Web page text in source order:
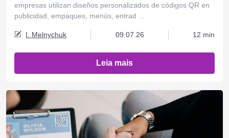
empresas utilizan diseños personalizados de códigos QR en
publicidad, empaques, menús, entrad ...
I. Melnychuk 09.07.26 12 min
Leia mais